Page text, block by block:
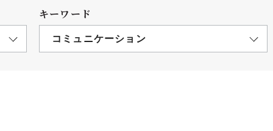
キーワード
コミュニケーション